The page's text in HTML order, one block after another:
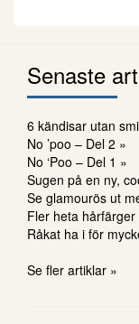
Senaste
6 kändisar utan
No ’poo – Del 2 »
No ‘Poo – Del 1 »
Sugen på en ny,
Se glamourös ut
Fler heta
Råkat ha i för
Se fler artiklar »